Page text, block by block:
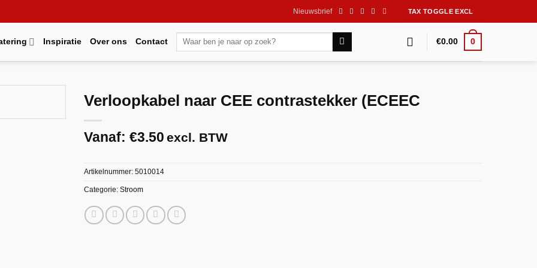
Nieuwsbrief
Inspiratie Over ons Contact
Zoeken
€0.00 0
Verloopkabel naar CEE contrastekker (ECEEC
Vanaf: €3.50 excl. BTW
Artikelnummer: 5010014
Categorie: Stroom